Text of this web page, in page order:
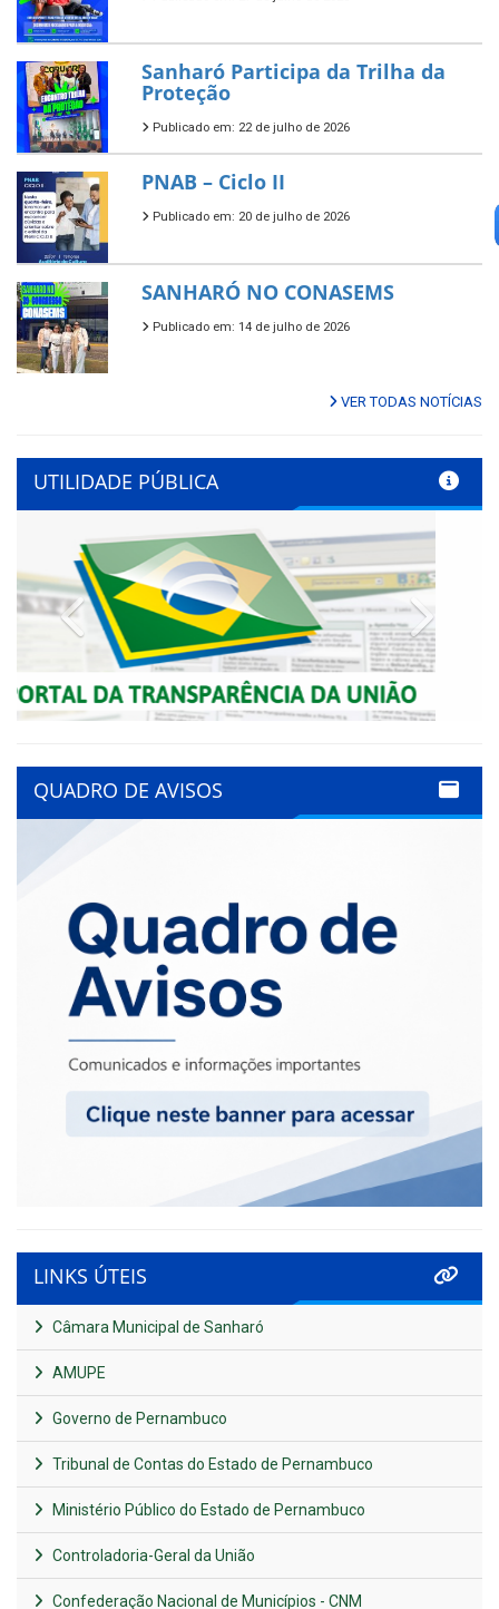
Sanharó Participa da Trilha da
Proteção
Publicado em: 22 de julho de 2026
PNAB – Ciclo II
Publicado em: 20 de julho de 2026
SANHARÓ NO CONASEMS
Publicado em: 14 de julho de 2026
VER TODAS NOTÍCIAS
UTILIDADE PÚBLICA
Previous
QUADRO DE AVISOS
LINKS ÚTEIS
Câmara Municipal de Sanharó
AMUPE
Governo de Pernambuco
Tribunal de Contas do Estado de Pernambuco
Ministério Público do Estado de Pernambuco
Controladoria-Geral da União
Confederação Nacional de Municípios - CNM